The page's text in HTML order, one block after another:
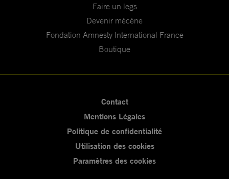
Faire un legs
Devenir mécène
Fondation Amnesty International France
Boutique
Contact
Mentions Légales
Politique de confidentialité
Utilisation des cookies
Paramètres des cookies